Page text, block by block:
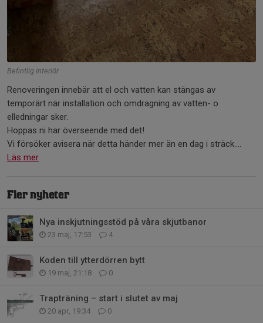
Befintlig interiör
Renoveringen innebär att el och vatten kan stängas av
temporärt när installation och omdragning av vatten- o
elledningar sker.
Hoppas ni har överseende med det!
Vi försöker avisera när detta händer mer än en dag i sträck....
Läs mer
Fler nyheter
Nya inskjutningsstöd på våra skjutbanor
23 maj, 17:53 4
Koden till ytterdörren bytt
19 maj, 21:18 0
Trapträning – start i slutet av maj
20 apr, 19:34 0